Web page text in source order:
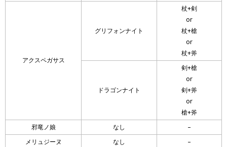
アクスペガサス
グリフォンナイト
杖+剣
or
杖+槍
or
杖+斧
ドラゴンナイト
剣+槍
or
剣+斧
or
槍+斧
邪竜ノ娘
なし
–
メリュジーヌ
なし
–